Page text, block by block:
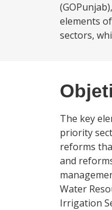
elements
sectors,
The key
priority
reforms
and
Water
Irrigation